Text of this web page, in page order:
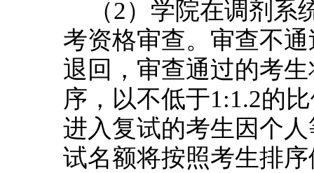
（2）学院在调剂
考资格审查。审查不
退回，审查通过的考
序，以不低于1:1.2的
进入复试的考生因个
试名额将按照考生排